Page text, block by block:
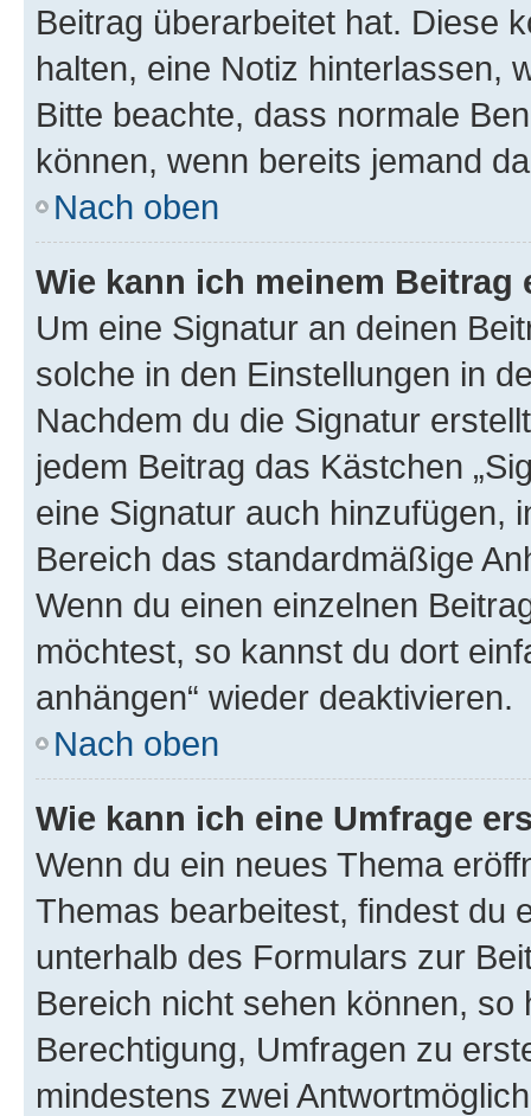
Beitrag überarbeitet hat. Diese
halten, eine Notiz hinterlassen,
Bitte beachte, dass normale
können, wenn bereits jemand
Nach oben
Wie kann ich meinem
Um eine Signatur an deinen
solche in den Einstellungen in
Nachdem du die Signatur
jedem Beitrag das Kästchen
eine Signatur auch hinzufügen,
Bereich das standardmäßige
Wenn du einen einzelnen
möchtest, so kannst du dort
anhängen“ wieder deaktivieren.
Nach oben
Wie kann ich eine Umfrage
Wenn du ein neues Thema
Themas bearbeitest, findest du
unterhalb des Formulars zur
Bereich nicht sehen können,
Berechtigung, Umfragen zu
mindestens zwei